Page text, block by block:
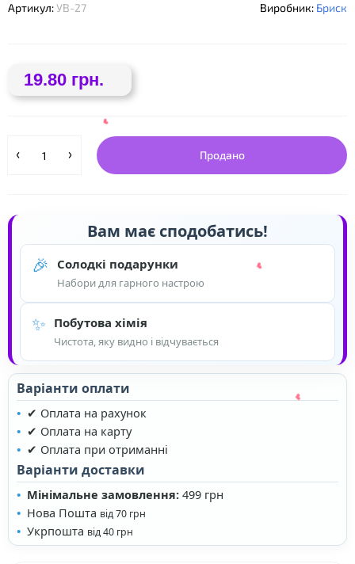
Артикул:УВ-27 Виробник: Бриск
19.80 грн.
Продано
Вам має сподобатись!
🎉 Солодкі подарунки
Набори для гарного настрою
✨ Побутова хімія
Чистота, яку видно і відчувається
Варіанти оплати
✔ Оплата на рахунок
✔ Оплата на карту
✔ Оплата при отриманні
Варіанти доставки
Мінімальне замовлення: 499 грн
Нова Пошта від 70 грн
Укрпошта від 40 грн
❤
❤
❤